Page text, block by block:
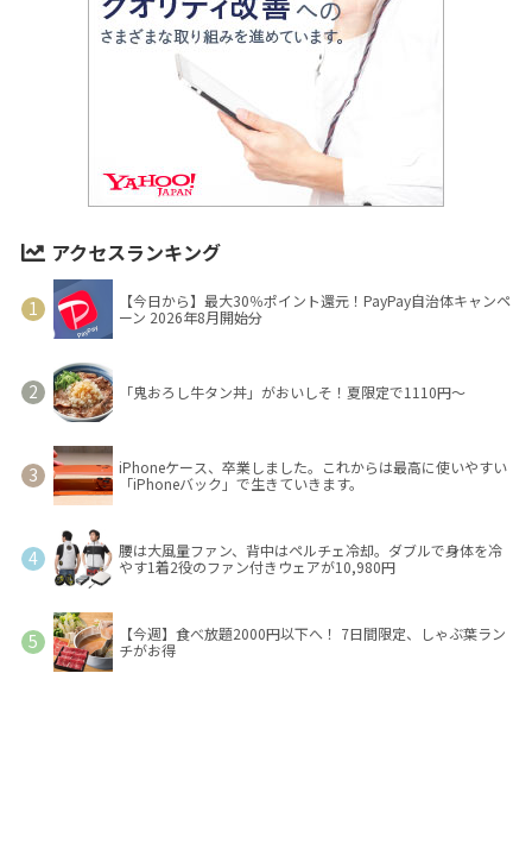
アクセスランキング
【今日から】最大30％ポイント還元！PayPay自治体キャンペ
ーン 2026年8月開始分
「鬼おろし牛タン丼」がおいしそ！夏限定で1110円～
iPhoneケース、卒業しました。これからは最高に使いやすい
「iPhoneバック」で生きていきます。
腰は大風量ファン、背中はペルチェ冷却。ダブルで身体を冷
やす1着2役のファン付きウェアが10,980円
【今週】食べ放題2000円以下へ！ 7日間限定、しゃぶ葉ラン
チがお得